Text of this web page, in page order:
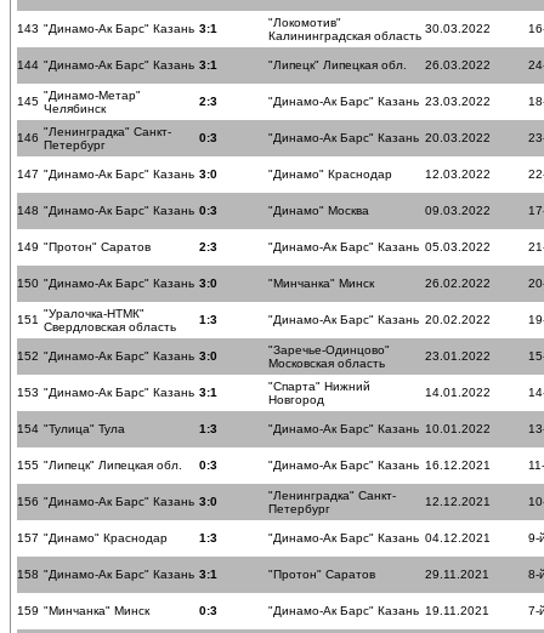
143 "Динамо-Ак Барс" Казань 3:1
"Локомотив"
Калининградская область
30.03.2022
144 "Динамо-Ак Барс" Казань 3:1 "Липецк" Липецкая обл. 26.03.2022
145 "Динамо-Метар"
Челябинск
2:3 "Динамо-Ак Барс" Казань 23.03.2022
146 "Ленинградка" Санкт-
Петербург
0:3 "Динамо-Ак Барс" Казань 20.03.2022
147 "Динамо-Ак Барс" Казань 3:0 "Динамо" Краснодар 12.03.2022
148 "Динамо-Ак Барс" Казань 0:3 "Динамо" Москва 09.03.2022
149 "Протон" Саратов 2:3 "Динамо-Ак Барс" Казань 05.03.2022
150 "Динамо-Ак Барс" Казань 3:0 "Минчанка" Минск 26.02.2022
151 "Уралочка-НТМК"
Свердловская область
1:3 "Динамо-Ак Барс" Казань 20.02.2022
152 "Динамо-Ак Барс" Казань 3:0
"Заречье-Одинцово"
Московская область
23.01.2022
153 "Динамо-Ак Барс" Казань 3:1
"Спарта" Нижний
Новгород
14.01.2022
154 "Тулица" Тула 1:3 "Динамо-Ак Барс" Казань 10.01.2022
155 "Липецк" Липецкая обл. 0:3 "Динамо-Ак Барс" Казань 16.12.2021
156 "Динамо-Ак Барс" Казань 3:0
"Ленинградка" Санкт-
Петербург
12.12.2021
157 "Динамо" Краснодар 1:3 "Динамо-Ак Барс" Казань 04.12.2021 9-
158 "Динамо-Ак Барс" Казань 3:1 "Протон" Саратов 29.11.2021 8-
159 "Минчанка" Минск 0:3 "Динамо-Ак Барс" Казань 19.11.2021 7-